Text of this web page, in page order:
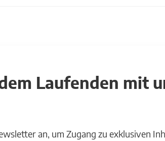
Laufenden mit
an, um Zugang zu exklusiven